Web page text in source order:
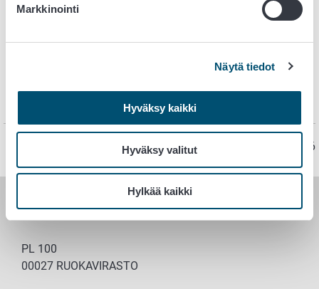
Markkinointi
Näytä tiedot
Hyväksy kaikki
Hyväksy valitut
Hylkää kaikki
Usein kysytyt kysymykset
Sivu on viimeksi päivitetty 13.4.2026
PL 100
00027 RUOKAVIRASTO